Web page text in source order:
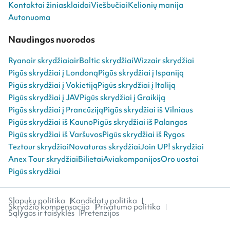
Kontaktai žiniasklaidaiViešbučiaiKelionių manija
Autonuoma
Naudingos nuorodos
Ryanair skrydžiaiairBaltic skrydžiaiWizzair skrydžiai
Pigūs skrydžiai į LondonąPigūs skrydžiai į Ispaniją
Pigūs skrydžiai į VokietijąPigūs skrydžiai į Italiją
Pigūs skrydžiai į JAVPigūs skrydžiai į Graikiją
Pigūs skrydžiai į PrancūzijąPigūs skrydžiai iš Vilniaus
Pigūs skrydžiai iš KaunoPigūs skrydžiai iš Palangos
Pigūs skrydžiai iš VaršuvosPigūs skrydžiai iš Rygos
Teztour skrydžiaiNovaturas skrydžiaiJoin UP! skrydžiai
Anex Tour skrydžiaiBilietaiAviakompanijosOro uostai
Pigūs skrydžiai
Slapukų politika Kandidatų politika
Skrydžio kompensacija Privatumo politika
Sąlygos ir taisyklės Pretenzijos